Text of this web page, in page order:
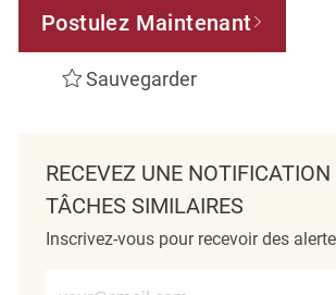
Postulez Maintenant
Sauvegarder
RECEVEZ UNE NOTIFICATION
TÂCHES SIMILAIRES
Inscrivez-vous pour recevoir des